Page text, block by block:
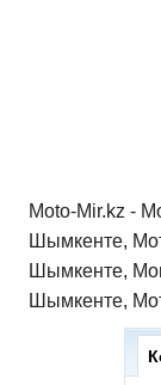
Moto-Mir.kz -
Шымкенте,
Шымкенте,
Шымкенте,